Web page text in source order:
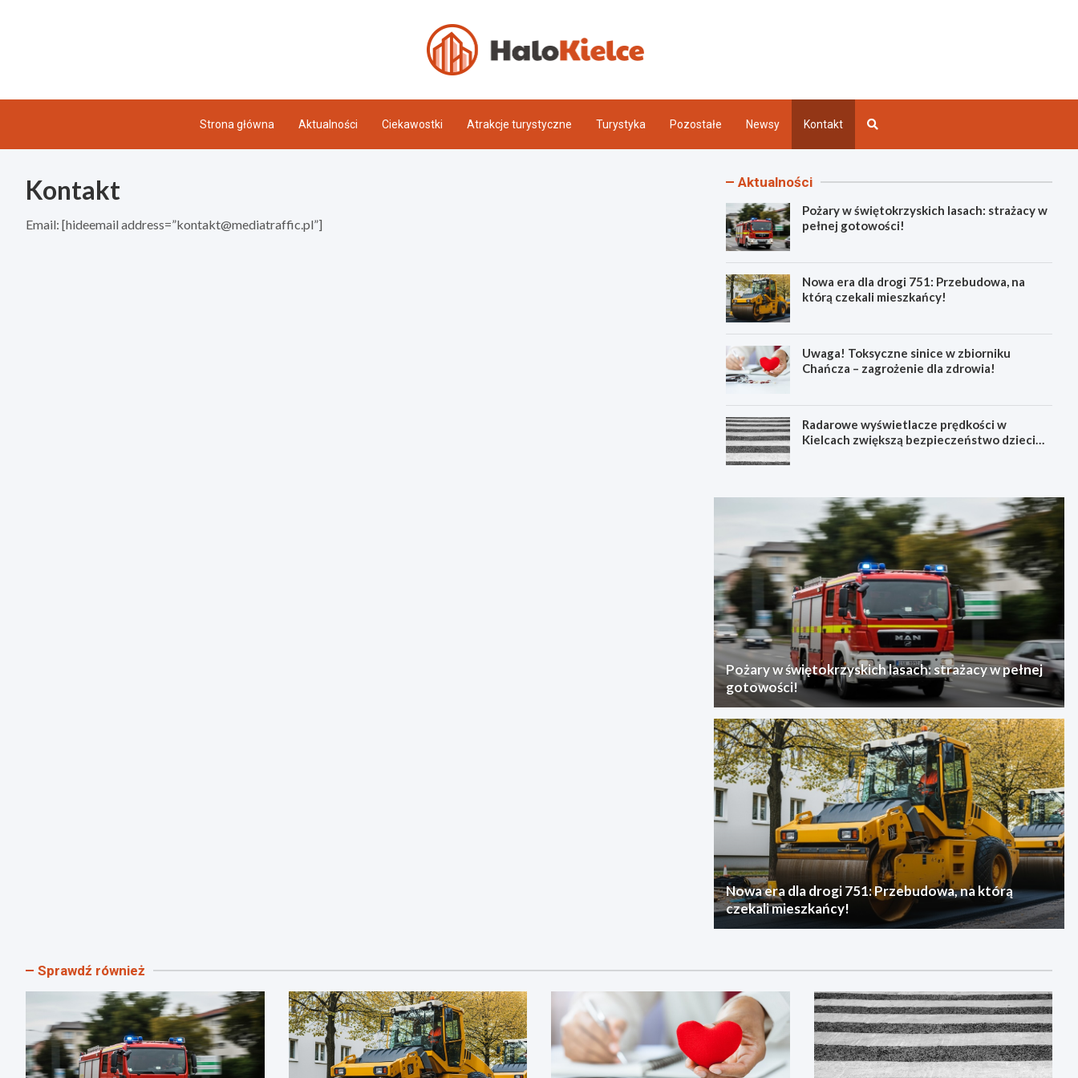
Strona główna Aktualności Ciekawostki Atrakcje turystyczne Turystyka Pozostałe Newsy Kontakt
Kontakt
Email: [hideemail address=”kontakt@mediatraffic.pl”]
Aktualności
Pożary w świętokrzyskich lasach: strażacy w
pełnej gotowości!
Nowa era dla drogi 751: Przebudowa, na
którą czekali mieszkańcy!
Uwaga! Toksyczne sinice w zbiorniku
Chańcza – zagrożenie dla zdrowia!
Radarowe wyświetlacze prędkości w
Kielcach zwiększą bezpieczeństwo dzieci
Pożary w świętokrzyskich lasach: strażacy w pełnej
gotowości!
Nowa era dla drogi 751: Przebudowa, na którą
czekali mieszkańcy!
Sprawdź również